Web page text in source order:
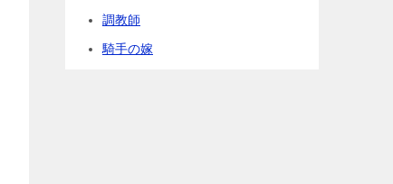
調教師
騎手の嫁